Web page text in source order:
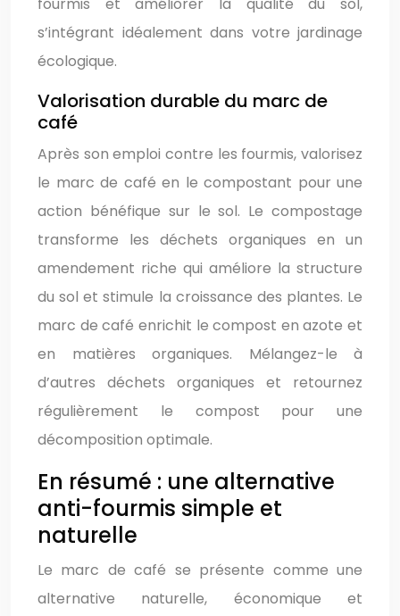
s’intégrant idéalement dans votre jardinage
écologique.
Valorisation durable du marc de
café
Après son emploi contre les fourmis, valorisez
le marc de café en le compostant pour une
action bénéfique sur le sol. Le compostage
transforme les déchets organiques en un
amendement riche qui améliore la structure
du sol et stimule la croissance des plantes. Le
marc de café enrichit le compost en azote et
en matières organiques. Mélangez-le à
d’autres déchets organiques et retournez
régulièrement le compost pour une
décomposition optimale.
En résumé : une alternative
anti-fourmis simple et
naturelle
Le marc de café se présente comme une
alternative naturelle, économique et